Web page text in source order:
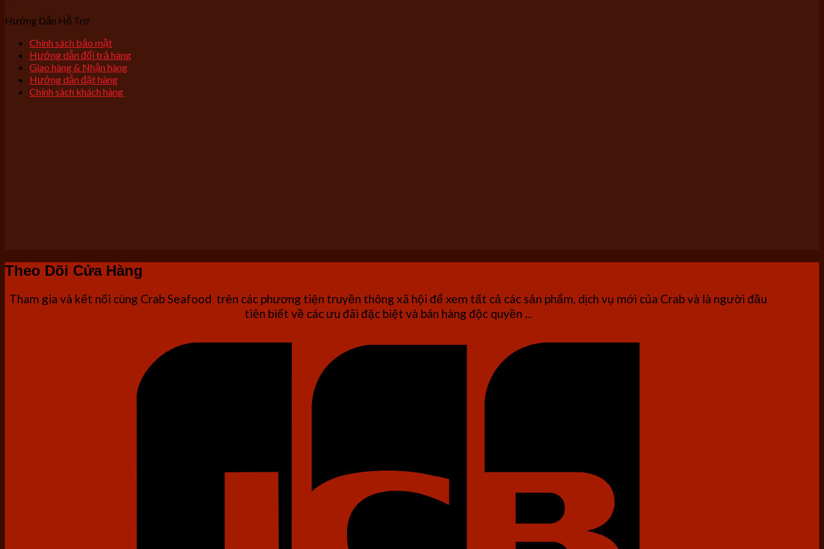
Hướng Dẫn Hỗ Trợ
Chính sách bảo mật
Hướng dẫn đổi trả hàng
Giao hàng & Nhận hàng
Hướng dẫn đặt hàng
Chính sách khách hàng
Theo Dõi Cửa Hàng
Tham gia và kết nối cùng Crab Seafood trên các phương tiện truyền thông xã hội để xem tất cả các sản phẩm, dịch vụ mới của Crab và là người đầu
tiên biết về các ưu đãi đặc biệt và bán hàng độc quyền ...